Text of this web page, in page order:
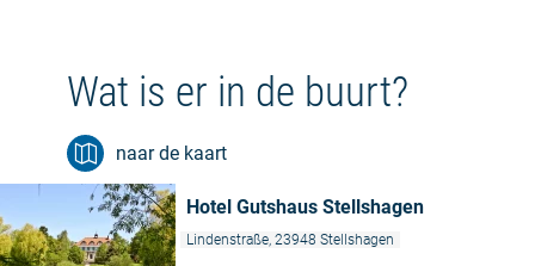
Wat is er in de buurt?
naar de kaart
Hotel Gutshaus Stellshagen
Lindenstraße, 23948 Stellshagen